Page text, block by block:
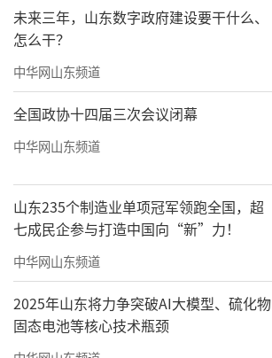
未来三年，山东数字政府建设要干什么、
怎么干？
中华网山东频道
全国政协十四届三次会议闭幕
中华网山东频道
山东235个制造业单项冠军领跑全国，超
七成民企参与打造中国向“新”力！
中华网山东频道
2025年山东将力争突破AI大模型、硫化物
固态电池等核心技术瓶颈